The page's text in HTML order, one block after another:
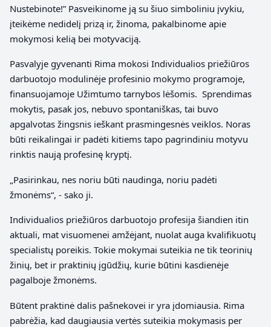
Nustebinote!” Pasveikinome ją su šiuo simboliniu įvykiu,
įteikėme nedidelį prizą ir, žinoma, pakalbinome apie
mokymosi kelią bei motyvaciją.
Pasvalyje gyvenanti Rima mokosi Individualios priežiūros
darbuotojo modulinėje profesinio mokymo programoje,
finansuojamoje Užimtumo tarnybos lėšomis. Sprendimas
mokytis, pasak jos, nebuvo spontaniškas, tai buvo
apgalvotas žingsnis ieškant prasmingesnės veiklos. Noras
būti reikalingai ir padėti kitiems tapo pagrindiniu motyvu
rinktis naują profesinę kryptį.
„Pasirinkau, nes noriu būti naudinga, noriu padėti
žmonėms“, ‑ sako ji.
Individualios priežiūros darbuotojo profesija šiandien itin
aktuali, mat visuomenei amžėjant, nuolat auga kvalifikuotų
specialistų poreikis. Tokie mokymai suteikia ne tik teorinių
žinių, bet ir praktinių įgūdžių, kurie būtini kasdienėje
pagalboje žmonėms.
Būtent praktinė dalis pašnekovei ir yra įdomiausia. Rima
pabrėžia, kad daugiausia vertės suteikia mokymasis per